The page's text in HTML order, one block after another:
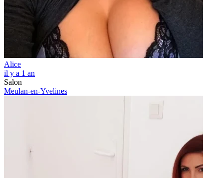
Alice
il y a 1 an
Salon
Meulan-en-Yvelines